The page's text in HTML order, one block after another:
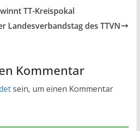
TT-Kreispokal
Landesverbandstag des TTVN
Kommentar
sein, um einen Kommentar